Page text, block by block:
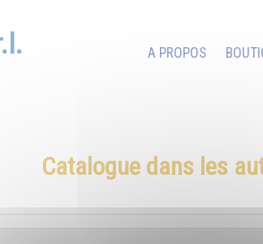
A PROPOS
Catalogue dans les